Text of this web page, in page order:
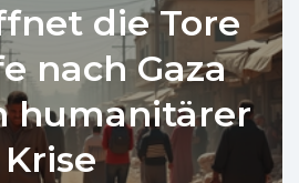
die Tore
nach Gaza
humanitärer
Krise